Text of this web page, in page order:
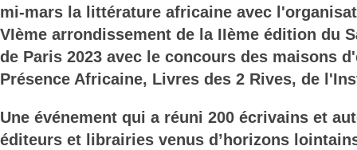
mi-mars la littérature africaine avec
VIème arrondissement de la IIème édition du
de Paris 2023 avec le concours des maisons
Présence Africaine, Livres des 2 Rives, de
Une événement qui a réuni 200 écrivains et
éditeurs et librairies venus d’horizons